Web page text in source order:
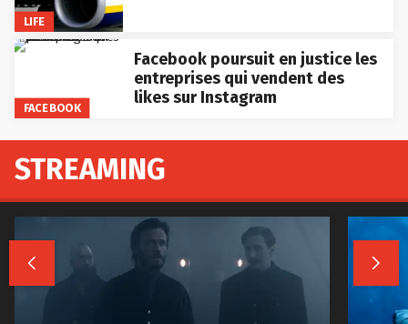
LIFE
FACEBOOK
Facebook poursuit en justice les
entreprises qui vendent des
likes sur Instagram
STREAMING
 